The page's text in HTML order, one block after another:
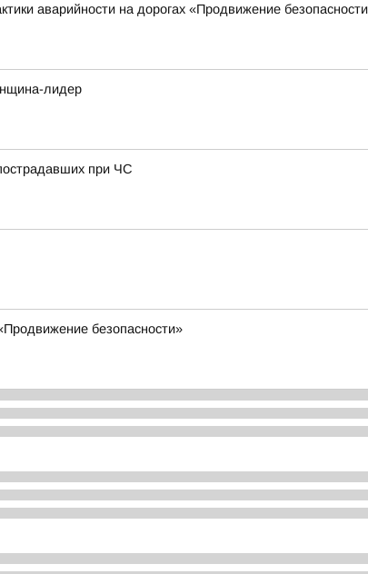
аварийности на дорогах «Продвижение
лидер
при ЧС
безопасности»